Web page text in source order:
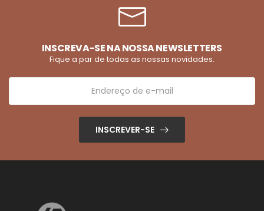
INSCREVA-SE NA NOSSA NEWSLETTERS
Fique a par de todas as nossas novidades.
INSCREVER-SE